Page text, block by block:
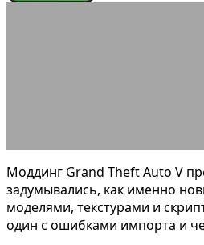
Моддинг Grand Theft Auto V
задумывались, как именно
моделями, текстурами и
один с ошибками импорта и